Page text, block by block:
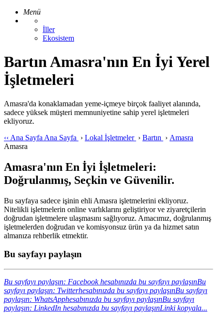
Menü
İller
Ekosistem
Bartın Amasra'nın En İyi Yerel
İşletmeleri
Amasra'da konaklamadan yeme-içmeye birçok faaliyet alanında,
sadece yüksek müşteri memnuniyetine sahip yerel işletmeleri
ekliyoruz.
‹‹ Ana Sayfa Ana Sayfa › Lokal İşletmeler › Bartın › Amasra
Amasra
Amasra'nın En İyi İşletmeleri:
Doğrulanmış, Seçkin ve Güvenilir.
Bu sayfaya sadece işinin ehli Amasra işletmelerini ekliyoruz.
Nitelikli işletmelerin online varlıklarını geliştiriyor ve ziyaretçilerin
doğrudan işletmelere ulaşmasını sağlıyoruz. Amacımız, doğrulanmış
işletmelerden doğrudan ve komisyonsuz ürün ya da hizmet satın
almanıza rehberlik etmektir.
Bu sayfayı paylaşın
Bu sayfayı paylaşın: Facebook hesabınızda bu sayfayı paylaşınBu
sayfayı paylaşın: Twitterhesabınızda bu sayfayı paylaşınBu sayfayı
paylaşın: WhatsApphesabınızda bu sayfayı paylaşınBu sayfayı
paylaşın: LinkedIn hesabınızda bu sayfayı paylaşınLinki kopyala...